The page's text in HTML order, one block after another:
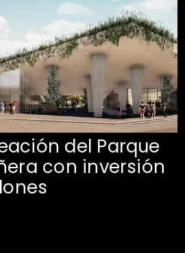
del Parque
con inversión